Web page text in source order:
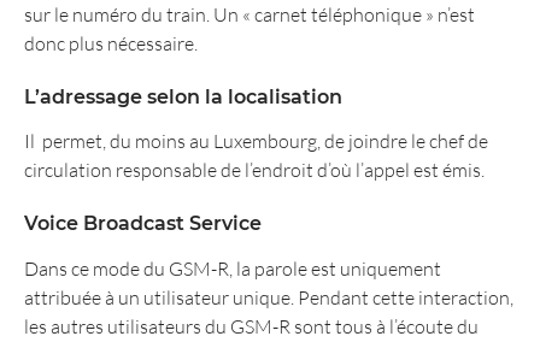
sur le numéro du train. Un « carnet téléphonique » n’est
donc plus nécessaire.
L’adressage selon la localisation
Il permet, du moins au Luxembourg, de joindre le chef de
circulation responsable de l’endroit d’où l’appel est émis.
Voice Broadcast Service
Dans ce mode du GSM-R, la parole est uniquement
attribuée à un utilisateur unique. Pendant cette interaction,
les autres utilisateurs du GSM-R sont tous à l’écoute du